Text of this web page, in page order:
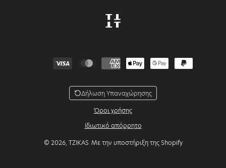
Δήλωση Υπαναχώρησης
Όροι χρήσης
Ιδιωτικό απόρρητο
© 2026, TZIKAS Με την υποστήριξη της Shopify